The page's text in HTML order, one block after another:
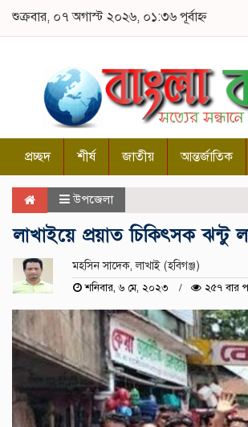
শুক্রবার, ০৭ অগাস্ট ২০২৬, ০১:৩৬ পূর্বাহ্ন
প্রচ্ছদ শীর্ষ জাতীয় আন্তর্জাতিক
উপজেলা
লাখাইয়ে প্রয়াত চিকিৎসক ঝন্টু
মহসিন সাদেক, লাখাই (হবিগঞ্জ)
শনিবার, ৬ মে, ২০২৩ ২৫৭ বার